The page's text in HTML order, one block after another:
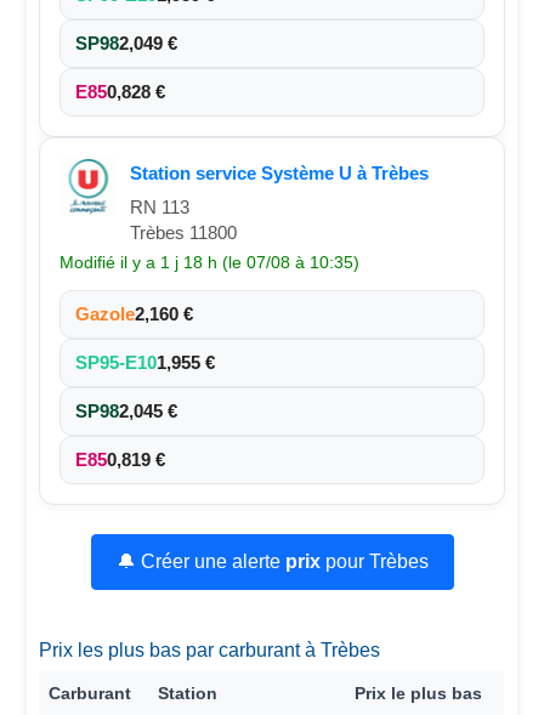
SP982,049 €
E850,828 €
Station service Système U à Trèbes
RN 113
Trèbes 11800
Modifié il y a 1 j 18 h (le 07/08 à 10:35)
Gazole2,160 €
SP95-E101,955 €
SP982,045 €
E850,819 €
🔔 Créer une alerte prixpour Trèbes
Prix les plus bas par carburant à Trèbes
Carburant Station Prix le plus bas